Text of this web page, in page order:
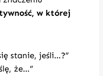
w której
stanie, jeśli…?”
że…”